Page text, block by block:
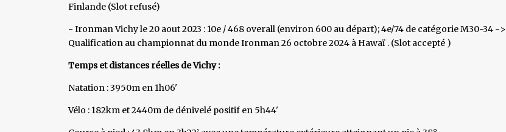
Finlande (Slot refusé)
- Ironman Vichy le 20 aout 2023 : 10e / 468 overall (environ 600 au départ); 4e/74 de catégorie M30-34 ->
Qualification au championnat du monde Ironman 26 octobre 2024 à Hawaï . (Slot accepté )
Temps et distances réelles de Vichy :
Natation : 3950m en 1h06'
Vélo : 182km et 2440m de dénivelé positif en 5h44'